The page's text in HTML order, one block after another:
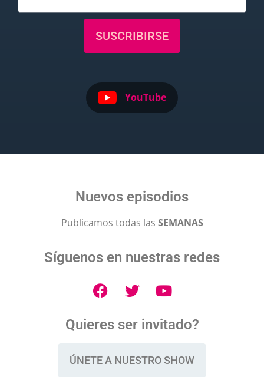
SUSCRIBIRSE
YouTube
Nuevos episodios
Publicamos todas las SEMANAS
Síguenos en nuestras redes
Quieres ser invitado?
ÚNETE A NUESTRO SHOW